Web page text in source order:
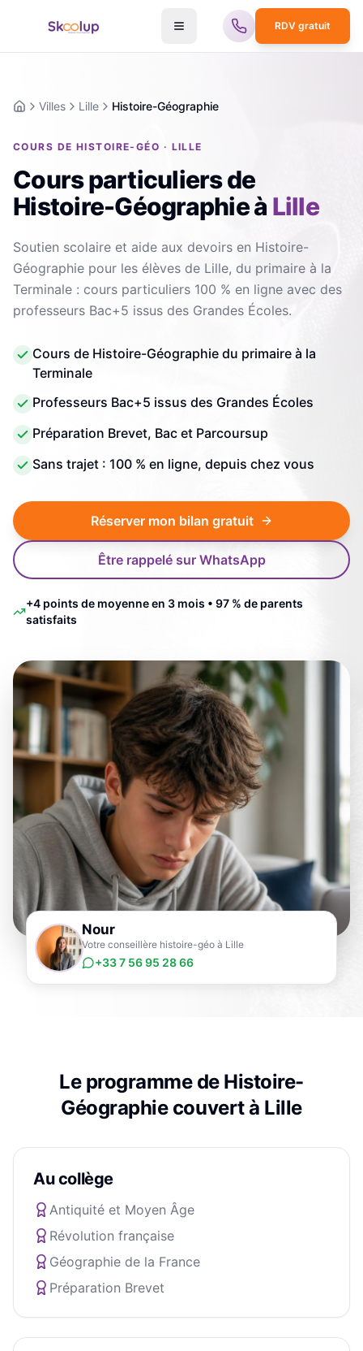
RDV gratuit
AccueilVilles Lille Histoire-Géographie
COURS DE HISTOIRE-GÉO · LILLE
Cours particuliers de
Histoire-Géographieà Lille
Soutien scolaire et aide aux devoirs en Histoire-
Géographie pour les élèves de Lille, du primaire à la
Terminale : cours particuliers 100 % en ligne avec des
professeurs Bac+5 issus des Grandes Écoles.
Cours de Histoire-Géographie du primaire à la
Terminale
Professeurs Bac+5 issus des Grandes Écoles
Préparation Brevet, Bac et Parcoursup
Sans trajet : 100 % en ligne, depuis chez vous
Réserver mon bilan gratuit
Être rappelé sur WhatsApp
+4 points de moyenne en 3 mois • 97 % de parents
satisfaits
Nour
Votre conseillère histoire-géo à Lille
+33 7 56 95 28 66
Le programme de Histoire-
Géographiecouvert à Lille
Au collège
Antiquité et Moyen Âge
Révolution française
Géographie de la France
Préparation Brevet